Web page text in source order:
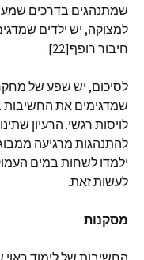
שמתנהגים בדרכים
למצוקה, יש ילדים
חיבור רופף[22].
לסיכום, יש שפע של
שמדגימים את החשיבות
לויסות רגשי. הרעיון
להתנהגות מרגיעה
ילמדו לשחות במים
לעשות זאת.
מסקנות